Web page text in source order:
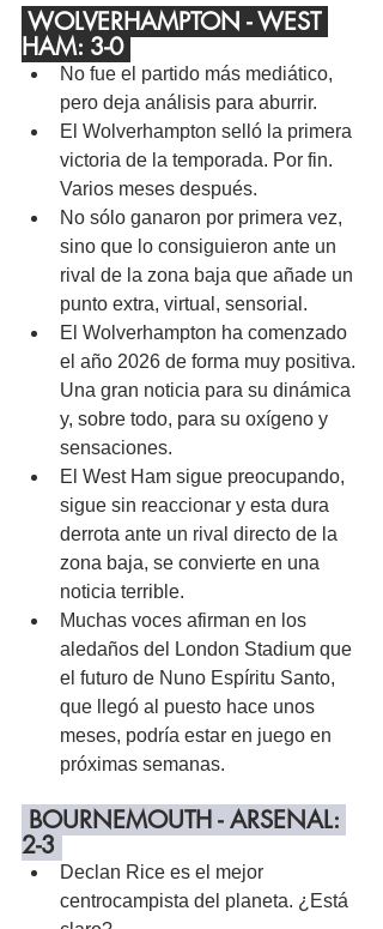
WOLVERHAMPTON - WEST
HAM: 3-0
No fue el partido más mediático,
pero deja análisis para aburrir.
El Wolverhampton selló la primera
victoria de la temporada. Por fin.
Varios meses después.
No sólo ganaron por primera vez,
sino que lo consiguieron ante un
rival de la zona baja que añade un
punto extra, virtual, sensorial.
El Wolverhampton ha comenzado
el año 2026 de forma muy positiva.
Una gran noticia para su dinámica
y, sobre todo, para su oxígeno y
sensaciones.
El West Ham sigue preocupando,
sigue sin reaccionar y esta dura
derrota ante un rival directo de la
zona baja, se convierte en una
noticia terrible.
Muchas voces afirman en los
aledaños del London Stadium que
el futuro de Nuno Espíritu Santo,
que llegó al puesto hace unos
meses, podría estar en juego en
próximas semanas.
BOURNEMOUTH - ARSENAL:
2-3
Declan Rice es el mejor
centrocampista del planeta. ¿Está